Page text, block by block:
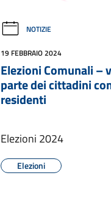
NOTIZIE
19 FEBBRAIO 2024
Elezioni Comunali –
parte dei cittadini
residenti
Elezioni 2024
Elezioni